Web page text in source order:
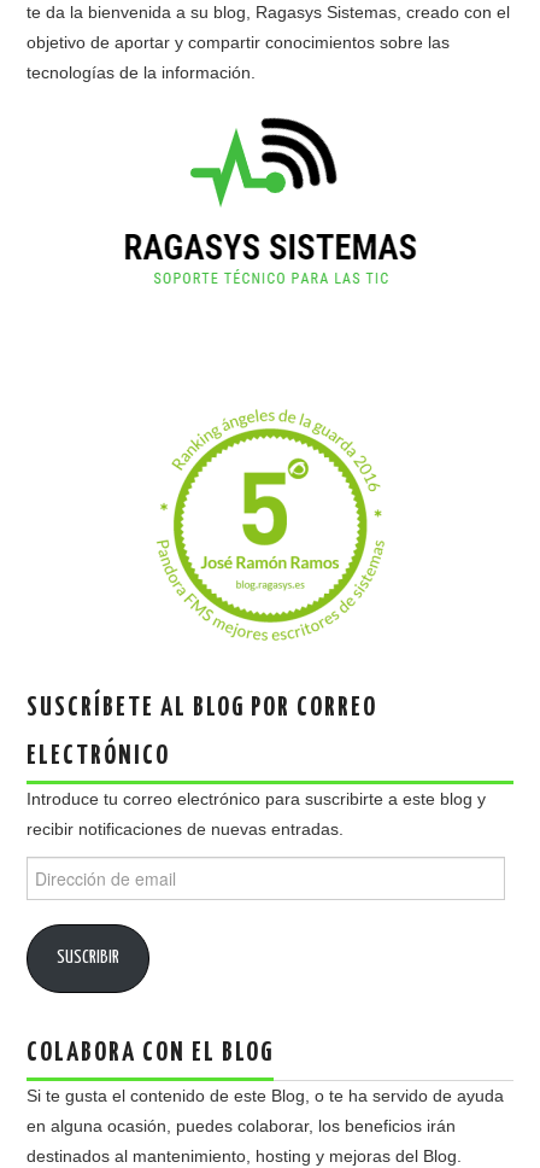
te da la bienvenida a su blog, Ragasys Sistemas, creado con el
objetivo de aportar y compartir conocimientos sobre las
tecnologías de la información.
SUSCRÍBETE AL BLOG POR CORREO
ELECTRÓNICO
Introduce tu correo electrónico para suscribirte a este blog y
recibir notificaciones de nuevas entradas.
de
SUSCRIBIR
COLABORA CON EL BLOG
Si te gusta el contenido de este Blog, o te ha servido de ayuda
en alguna ocasión, puedes colaborar, los beneficios irán
destinados al mantenimiento, hosting y mejoras del Blog.